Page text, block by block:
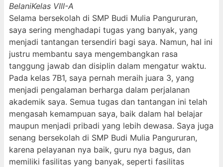
BelaniKelas VIII-A
Selama bersekolah di SMP Budi Mulia Pangururan,
saya sering menghadapi tugas yang banyak, yang
menjadi tantangan tersendiri bagi saya. Namun, hal ini
justru membantu saya mengembangkan rasa
tanggung jawab dan disiplin dalam mengatur waktu.
Pada kelas 7B1, saya pernah meraih juara 3, yang
menjadi pengalaman berharga dalam perjalanan
akademik saya. Semua tugas dan tantangan ini telah
mengasah kemampuan saya, baik dalam hal belajar
maupun menjadi pribadi yang lebih dewasa. Saya juga
senang bersekolah di SMP Budi Mulia Pangururan,
karena pelayanan nya baik, guru nya bagus, dan
memiliki fasilitas yang banyak, seperti fasilitas